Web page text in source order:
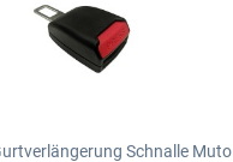
Schnalle Muto